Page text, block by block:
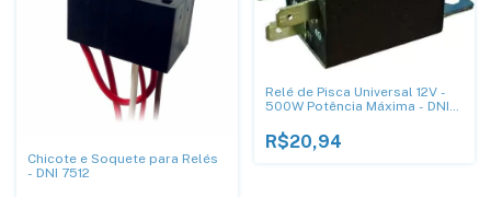
Chicote e Soquete para Relés
- DNI 7512
Relé de Pisca Universal 12V -
500W Potência Máxima - DNI
R$20,94